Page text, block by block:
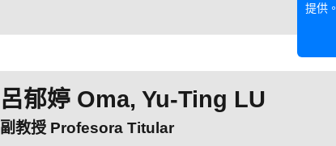
呂郁婷 Oma, Yu-Ting LU
副教授 Profesora Titular
提供。